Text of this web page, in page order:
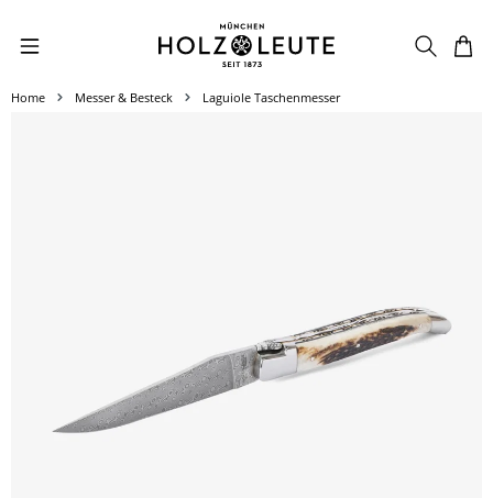
Zum Hauptinhalt springen
Home Messer & Besteck Laguiole Taschenmesser